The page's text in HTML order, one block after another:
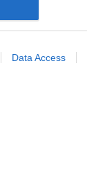
Data Access